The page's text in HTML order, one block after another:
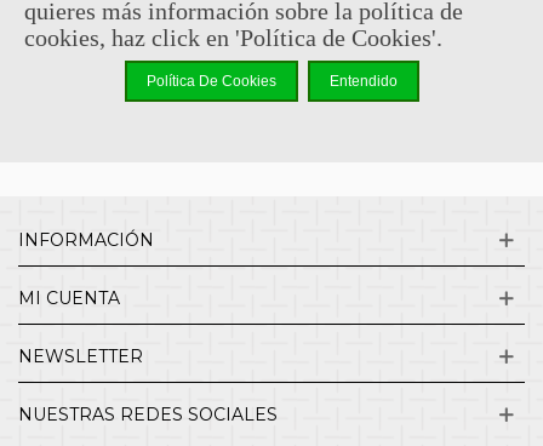
¿QUIENES SOMOS?
ENVÍOS Y DEVOLUCIONES
INFORMACIÓN
MI CUENTA
NEWSLETTER
NUESTRAS REDES SOCIALES
quieres más información sobre la política de
cookies, haz click en 'Política de Cookies'.
Política De Cookies Entendido